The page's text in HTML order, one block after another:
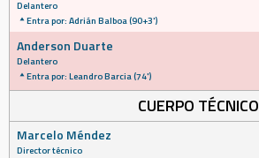
Delantero
Entra por: Adrián Balboa (90+3')
Anderson Duarte
Delantero
Entra por: Leandro Barcia (74')
CUERPO TÉCNICO
Marcelo Méndez
Director técnico